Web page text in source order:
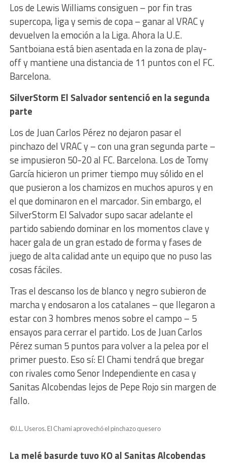
Los de Lewis Williams consiguen – por fin tras
supercopa, liga y semis de copa – ganar al VRAC y
devuelven la emoción a la Liga. Ahora la U.E.
Santboiana está bien asentada en la zona de play-
off y mantiene una distancia de 11 puntos con el FC.
Barcelona.
SilverStorm El Salvador sentenció en la segunda
parte
Los de Juan Carlos Pérez no dejaron pasar el
pinchazo del VRAC y – con una gran segunda parte –
se impusieron 50-20 al FC. Barcelona. Los de Tomy
García hicieron un primer tiempo muy sólido en el
que pusieron a los chamizos en muchos apuros y en
el que dominaron en el marcador. Sin embargo, el
SilverStorm El Salvador supo sacar adelante el
partido sabiendo dominar en los momentos clave y
hacer gala de un gran estado de forma y fases de
juego de alta calidad ante un equipo que no puso las
cosas fáciles.
Tras el descanso los de blanco y negro subieron de
marcha y endosaron a los catalanes – que llegaron a
estar con 3 hombres menos sobre el campo – 5
ensayos para cerrar el partido. Los de Juan Carlos
Pérez suman 5 puntos para volver a la pelea por el
primer puesto. Eso sí: El Chami tendrá que bregar
con rivales como Senor Independiente en casa y
Sanitas Alcobendas lejos de Pepe Rojo sin margen de
fallo.
©J.L. Useros. El Chami aprovechó el pinchazo quesero
La melé basurde tuvo KO al Sanitas Alcobendas